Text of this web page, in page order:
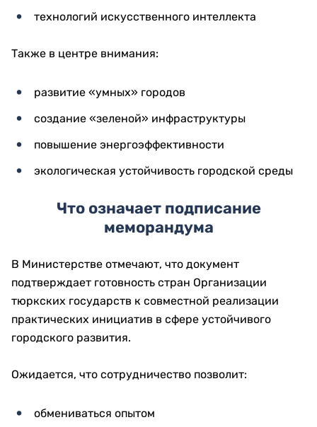
технологий искусственного интеллекта
Также в центре внимания:
развитие «умных» городов
создание «зеленой» инфраструктуры
повышение энергоэффективности
экологическая устойчивость городской среды
Что означает подписание
меморандума
В Министерстве отмечают, что документ
подтверждает готовность стран Организации
тюркских государств к совместной реализации
практических инициатив в сфере устойчивого
городского развития.
Ожидается, что сотрудничество позволит:
обмениваться опытом